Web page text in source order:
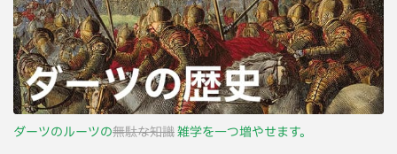
ダーツのルーツの無駄な知識雑学を一つ増やせます。